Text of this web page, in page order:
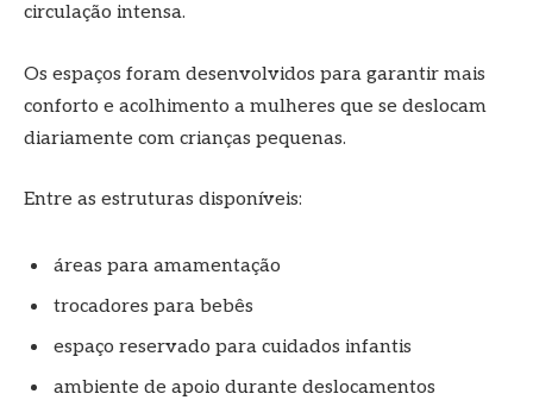
circulação intensa.
Os espaços foram desenvolvidos para garantir mais
conforto e acolhimento a mulheres que se deslocam
diariamente com crianças pequenas.
Entre as estruturas disponíveis:
áreas para amamentação
trocadores para bebês
espaço reservado para cuidados infantis
ambiente de apoio durante deslocamentos